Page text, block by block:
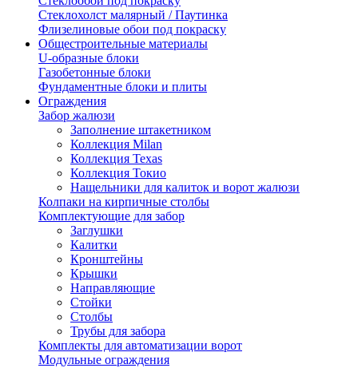
Стеклохолст малярный / Паутинка
Флизелиновые обои под покраску
Общестроительные материалы
U-образные блоки
Газобетонные блоки
Фундаментные блоки и плиты
Ограждения
Забор жалюзи
Заполнение штакетником
Коллекция Milan
Коллекция Texas
Коллекция Токио
Нащельники для калиток и ворот жалюзи
Колпаки на кирпичные столбы
Комплектующие для забор
Заглушки
Калитки
Кронштейны
Крышки
Направляющие
Стойки
Столбы
Трубы для забора
Комплекты для автоматизации ворот
Модульные ограждения